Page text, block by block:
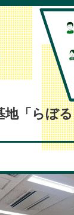
地「らぼ